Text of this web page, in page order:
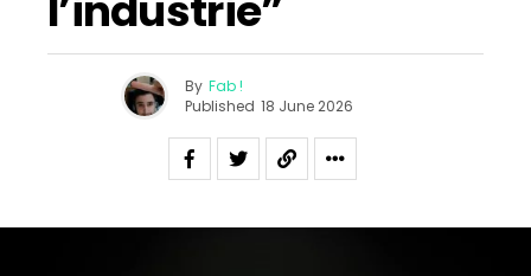
By Fab !
Published 18 June 2026